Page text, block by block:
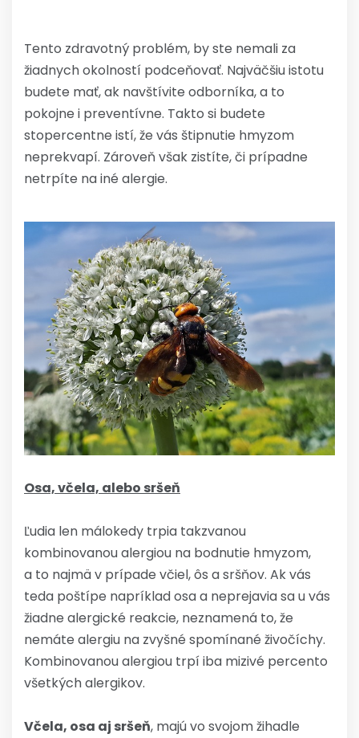
Tento zdravotný problém, by ste nemali za
žiadnych okolností podceňovať. Najväčšiu istotu
budete mať, ak navštívite odborníka, a to
pokojne i preventívne. Takto si budete
stopercentne istí, že vás štipnutie hmyzom
neprekvapí. Zároveň však zistíte, či prípadne
netrpíte na iné alergie.
Osa, včela, alebo sršeň
Ľudia len málokedy trpia takzvanou
kombinovanou alergiou na bodnutie hmyzom,
a to najmä v prípade včiel, ôs a sršňov. Ak vás
teda poštípe napríklad osa a neprejavia sa u vás
žiadne alergické reakcie, neznamená to, že
nemáte alergiu na zvyšné spomínané živočíchy.
Kombinovanou alergiou trpí iba mizivé percento
všetkých alergikov.
Včela, osa aj sršeň, majú vo svojom žihadle